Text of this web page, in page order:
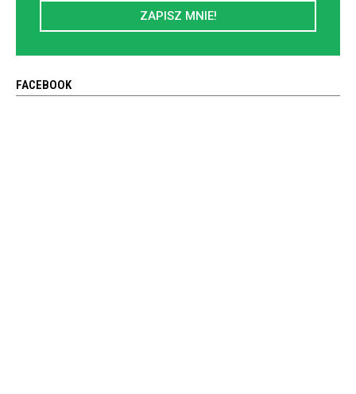
ZAPISZ MNIE!
FACEBOOK